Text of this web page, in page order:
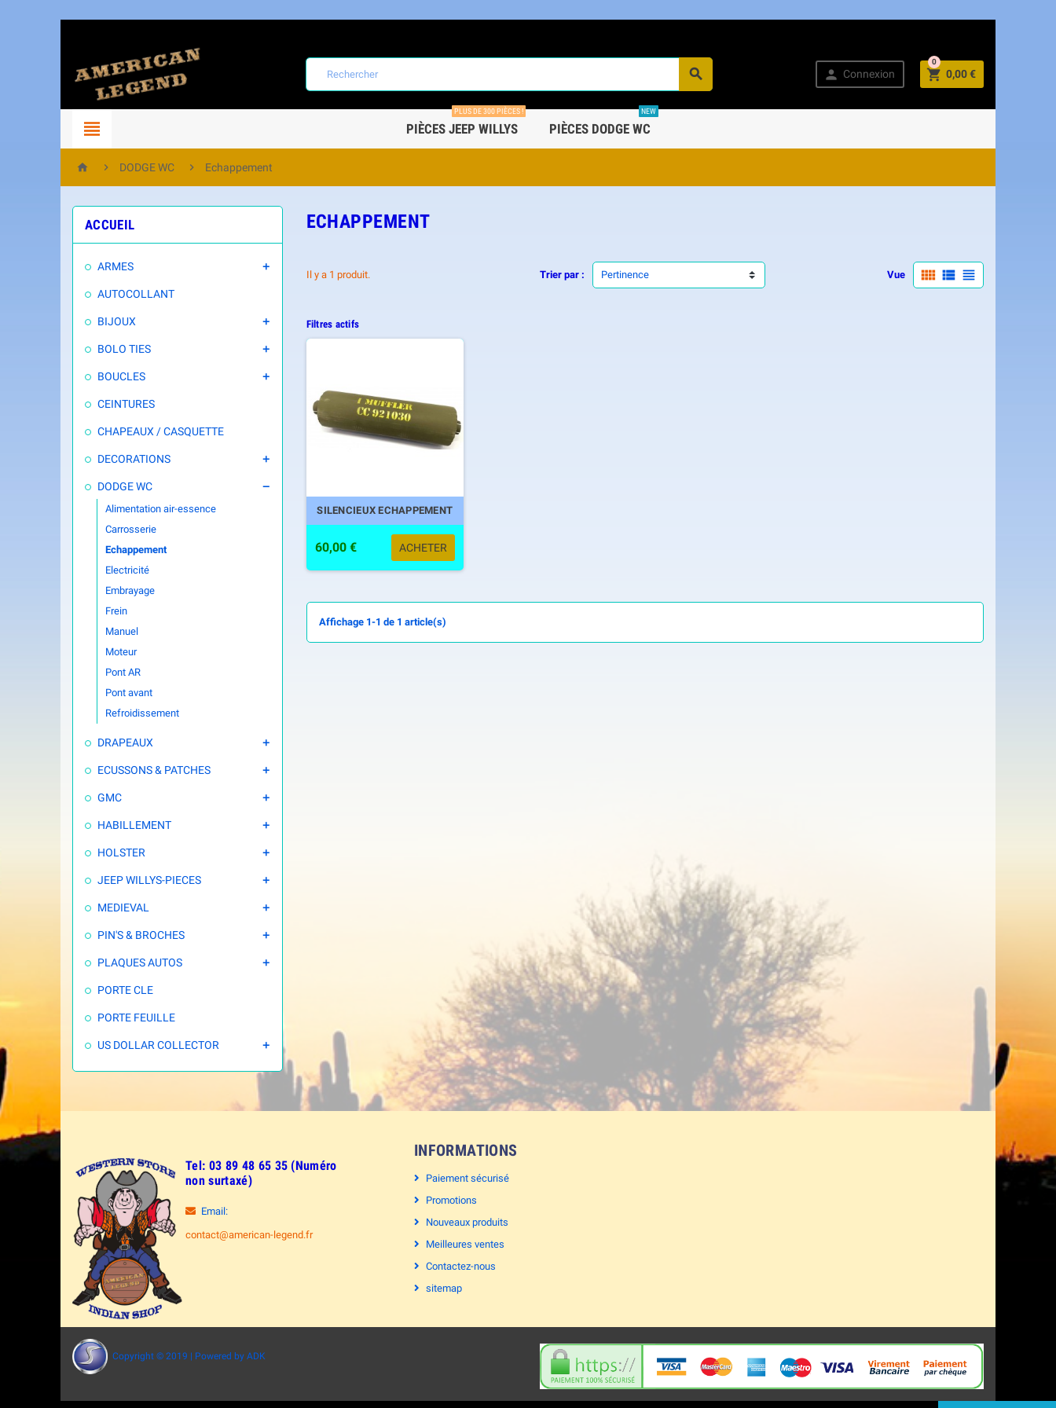
  Connexion  0,00 €
0
 PIÈCES JEEP WILLYS
PLUS DE 300 PIÈCES !
PIÈCES DODGE WC
NEW
  DODGE WC  Echappement
ACCUEIL
ARMES 
AUTOCOLLANT
BIJOUX 
BOLO TIES 
BOUCLES 
CEINTURES
CHAPEAUX / CASQUETTE
DECORATIONS 
DODGE WC 
Alimentation air-essence
Carrosserie
Echappement
Electricité
Embrayage
Frein
Manuel
Moteur
Pont AR
Pont avant
Refroidissement
DRAPEAUX 
ECUSSONS & PATCHES 
GMC 
HABILLEMENT 
HOLSTER 
JEEP WILLYS-PIECES 
MEDIEVAL 
PIN'S & BROCHES 
PLAQUES AUTOS 
PORTE CLE
PORTE FEUILLE
US DOLLAR COLLECTOR 
ECHAPPEMENT
Il y a 1 produit. Trier par : Pertinence Vue   
Filtres actifs
SILENCIEUX ECHAPPEMENT
60,00 € ACHETER
Affichage 1-1 de 1 article(s)
Tel: 03 89 48 65 35 (Numéro
non surtaxé)
Email:
contact@american-legend.fr
INFORMATIONS
Paiement sécurisé
Promotions
Nouveaux produits
Meilleures ventes
Contactez-nous
sitemap
Copyright © 2019 | Powered by ADK